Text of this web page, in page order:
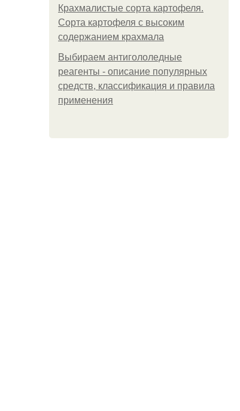
Крахмалистые сорта картофеля.
Сорта картофеля с высоким
содержанием крахмала
Выбираем антигололедные
реагенты - описание популярных
средств, классификация и правила
применения